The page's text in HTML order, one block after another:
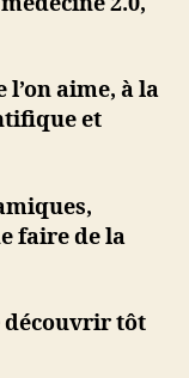
aime, à la
et
faire de la
découvrir tôt